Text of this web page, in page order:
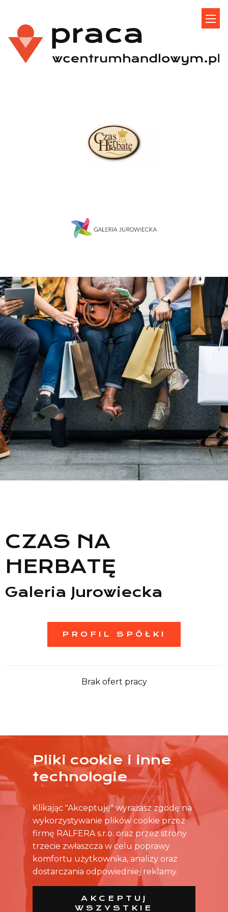
Lista sklepów
Informacje
CZAS NA
HERBATĘ
Galeria Jurowiecka
PROFIL SPÓŁKI
Brak ofert pracy
ŻADNA OFERTA CIĘ NIE ZAINTERESOWAŁA?
SKONTAKTUJ SIĘ BEZPOŚREDNIO ZE SKLEPEM.
Pliki cookie i inne
technologie
Klikając "Akceptuję" wyrażasz zgodę na
wykorzystywanie plików cookie przez
firmę RALFERA s.r.o. oraz przez strony
trzecie zwłaszcza w celu poprawy
komfortu użytkownika, analizy oraz
dostarczania odpowiedniej reklamy.
AKCEPTUJ
WSZYSTKIE